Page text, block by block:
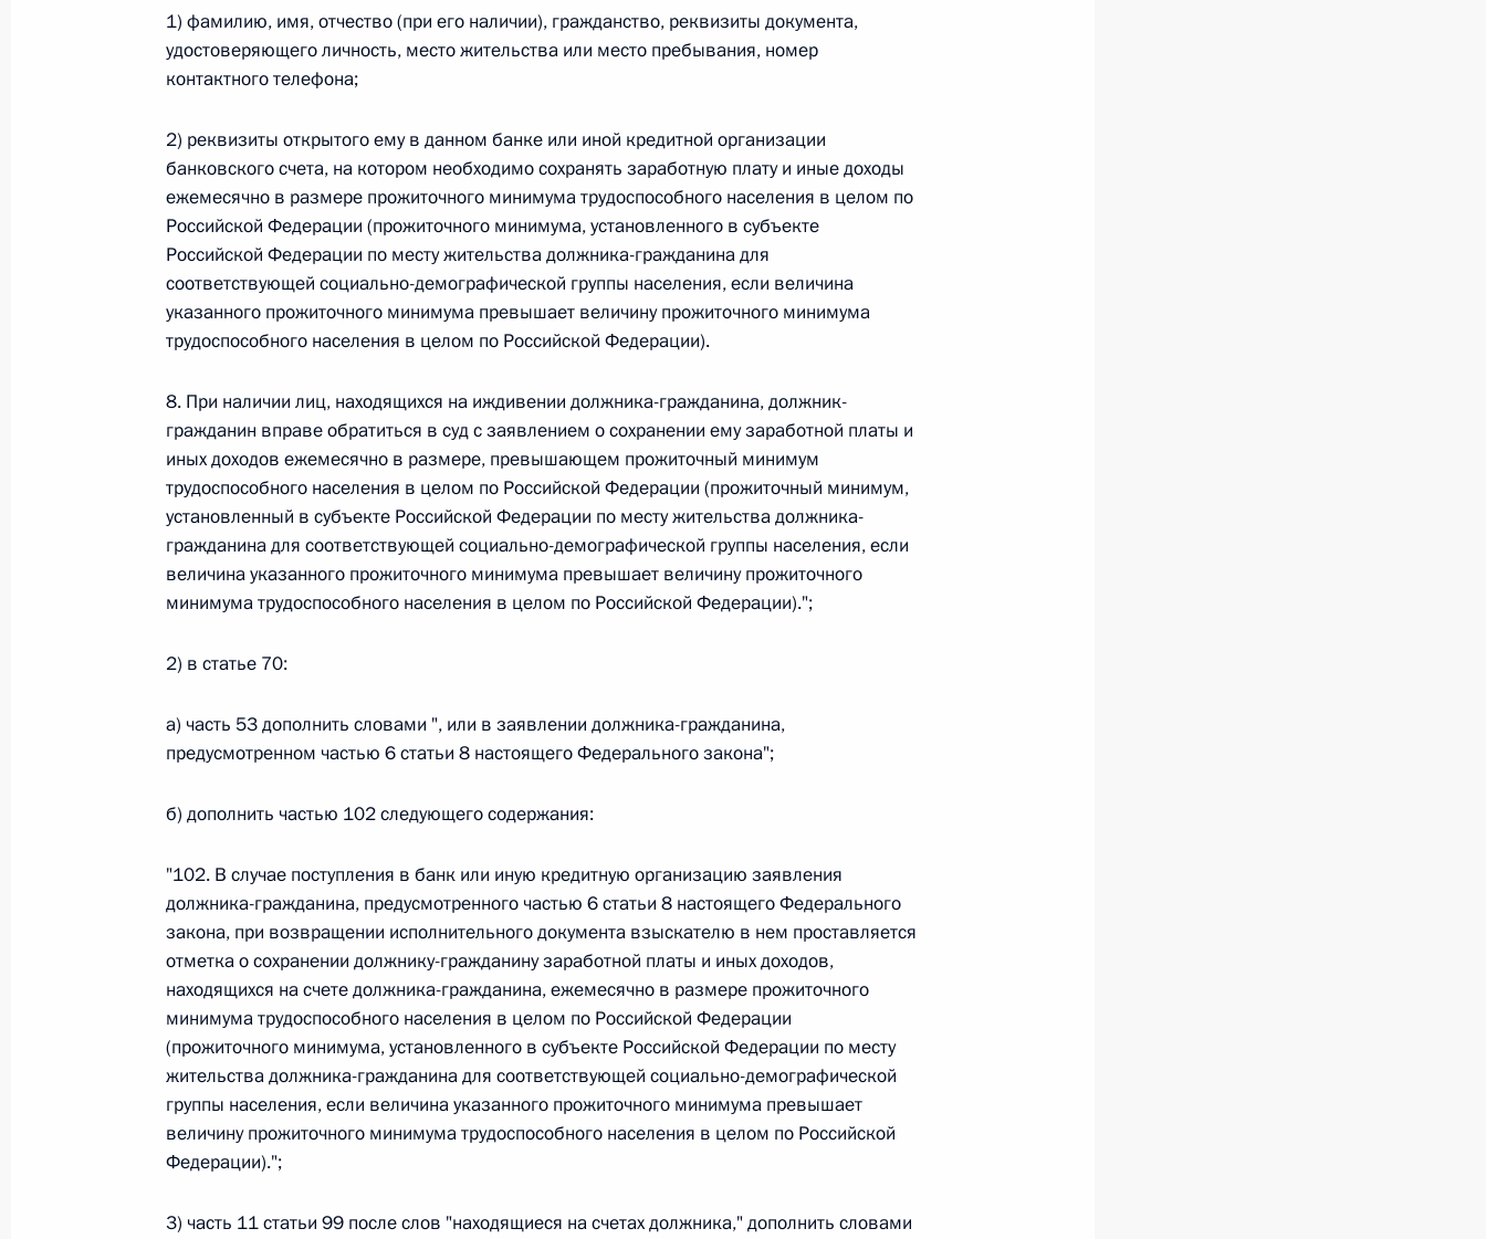
Федеральный закон от 26.07.2026 г. № 270-ФЗ
О внесении изменения в статью 10 Федерального закона «Об автономных учреждениях»
26 июля 2026 года
Федеральный закон от 26.07.2026 г. № 244-ФЗ
О ратификации Соглашения между Правительством Российской Федерации и Кабинетом
Министров Киргизской Республики о правовом статусе представительств компетентных органов
по вопросам внутренних дел и миграции в Российской Федерации и Киргизской Республике
26 июля 2026 года
Федеральный закон от 26.07.2026 г. № 252-ФЗ
О внесении изменений в Кодекс внутреннего водного транспорта Российской Федерации и статью 1
Федерального закона «Об обеспечении единства измерений»
26 июля 2026 года
Федеральный закон от 26.07.2026 г. № 250-ФЗ
О внесении изменений в Кодекс Российской Федерации об административных правонарушениях
26 июля 2026 года
Федеральный закон от 26.07.2026 г. № 247-ФЗ
О внесении изменений в статью 9.21 Кодекса Российской Федерации об административных
правонарушениях
26 июля 2026 года
Федеральный закон от 26.07.2026 г. № 245-ФЗ
О ратификации Соглашения между Правительством Российской Федерации и Правительством
Республики Беларусь о сотрудничестве в сфере деятельности с драгоценными металлами,
1) фамилию, имя, отчество (при его наличии), гражданство, реквизиты документа,
удостоверяющего личность, место жительства или место пребывания, номер
контактного телефона;
2) реквизиты открытого ему в данном банке или иной кредитной организации
банковского счета, на котором необходимо сохранять заработную плату и иные доходы
ежемесячно в размере прожиточного минимума трудоспособного населения в целом по
Российской Федерации (прожиточного минимума, установленного в субъекте
Российской Федерации по месту жительства должника-гражданина для
соответствующей социально-демографической группы населения, если величина
указанного прожиточного минимума превышает величину прожиточного минимума
трудоспособного населения в целом по Российской Федерации).
8. При наличии лиц, находящихся на иждивении должника-гражданина, должник-
гражданин вправе обратиться в суд с заявлением о сохранении ему заработной платы и
иных доходов ежемесячно в размере, превышающем прожиточный минимум
трудоспособного населения в целом по Российской Федерации (прожиточный минимум,
установленный в субъекте Российской Федерации по месту жительства должника-
гражданина для соответствующей социально-демографической группы населения, если
величина указанного прожиточного минимума превышает величину прожиточного
минимума трудоспособного населения в целом по Российской Федерации).";
2) в статье 70:
а) часть 53 дополнить словами ", или в заявлении должника-гражданина,
предусмотренном частью 6 статьи 8 настоящего Федерального закона";
б) дополнить частью 102 следующего содержания:
"102. В случае поступления в банк или иную кредитную организацию заявления
должника-гражданина, предусмотренного частью 6 статьи 8 настоящего Федерального
закона, при возвращении исполнительного документа взыскателю в нем проставляется
отметка о сохранении должнику-гражданину заработной платы и иных доходов,
находящихся на счете должника-гражданина, ежемесячно в размере прожиточного
минимума трудоспособного населения в целом по Российской Федерации
(прожиточного минимума, установленного в субъекте Российской Федерации по месту
жительства должника-гражданина для соответствующей социально-демографической
группы населения, если величина указанного прожиточного минимума превышает
величину прожиточного минимума трудоспособного населения в целом по Российской
Федерации).";
3) часть 11 статьи 99 после слов "находящиеся на счетах должника," дополнить словами